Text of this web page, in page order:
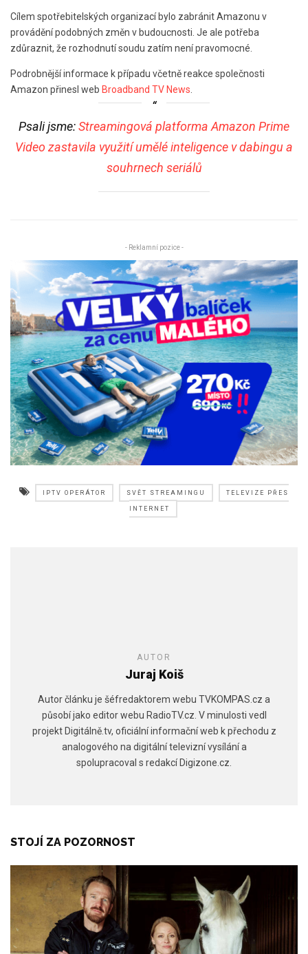
Cílem spotřebitelských organizací bylo zabránit Amazonu v
provádění podobných změn v budoucnosti. Je ale potřeba
zdůraznit, že rozhodnutí soudu zatím není pravomocné.
Podrobnější informace k případu včetně reakce společnosti
Amazon přinesl web Broadband TV News
Psali jsme:Streamingová platforma Amazon Prime
Video zastavila využití umělé inteligence v dabingu a
souhrnech seriálů
- Reklamní pozice -
IPTV OPERÁTOR SVĚT STREAMINGU TELEVIZE PŘES
INTERNET
AUTOR
Juraj Koiš
Autor článku je šéfredaktorem webu TVKOMPAS.cz a
působí jako editor webu RadioTV.cz. V minulosti vedl
projekt Digitálně.tv, oficiální informační web k přechodu z
analogového na digitální televizní vysílání a
spolupracoval s redakcí Digizone.cz.
STOJÍ ZA POZORNOST